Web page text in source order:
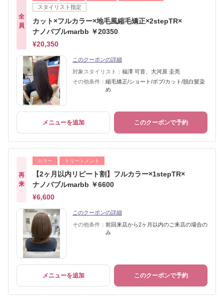
全
員
スタイリスト指定
カット×フルカラー×地毛風縮毛矯正×2stepTR×
ナノバブルmarbb ￥20350
¥20,350
このクーポンの詳細
対象スタイリスト： 福澤 可音、大河原 圭亮
その他条件： 縮毛矯正/ショート/ボブ/カット/脱白髪染
め
メニューを追加 このクーポンで予約
再
来
カラー トリートメント
【2ヶ月以内リピート割】フルカラー×1stepTR×
ナノバブルmarbb ￥6600
¥6,600
このクーポンの詳細
その他条件： 前回来店から2ヶ月以内のご来店の場合の
み
メニューを追加 このクーポンで予約